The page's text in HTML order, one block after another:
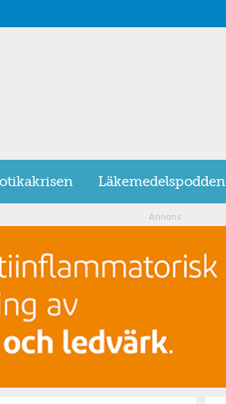
Läkemedelspodden
Annons